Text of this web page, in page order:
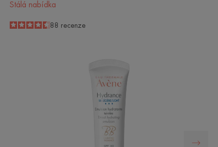
Stálá nabídka
4.5
/
5
88 recenze